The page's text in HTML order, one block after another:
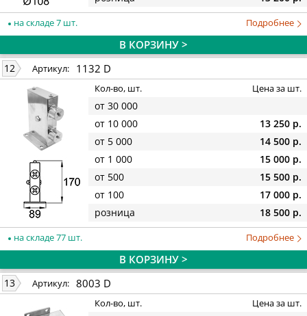
на складе 7 шт. Подробнее
В КОРЗИНУ >
12 Артикул: 1132 D
Кол-во, шт. Цена за шт.
от 30 000
от 10 000
13 250 р.
от 5 000
14 500 р.
от 1 000
15 000 р.
от 500
15 500 р.
от 100
17 000 р.
розница
18 500 р.
на складе 77 шт. Подробнее
В КОРЗИНУ >
13 Артикул: 8003 D
Кол-во, шт. Цена за шт.